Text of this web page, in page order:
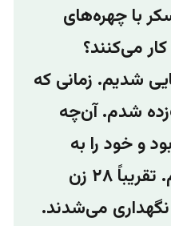
با چهره‌های
می‌کنند؟
شدیم. زمانی که
شدم. آن‌چه
و خود را به
آغوش شوهرم انداختم. تقریباً ۲۸ زن
می‌شدند.